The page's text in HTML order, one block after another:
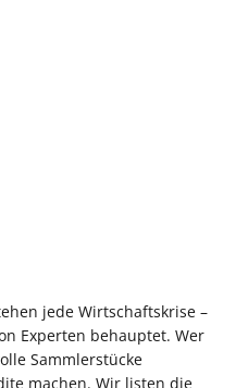
jede Wirtschaftskrise –
Experten behauptet. Wer
Sammlerstücke
machen. Wir listen die